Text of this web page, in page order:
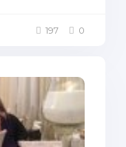
197 0